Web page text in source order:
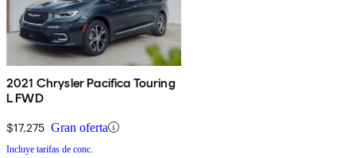
2021 Chrysler Pacifica Touring
L FWD
$17,275 Gran oferta
Incluye tarifas de conc.